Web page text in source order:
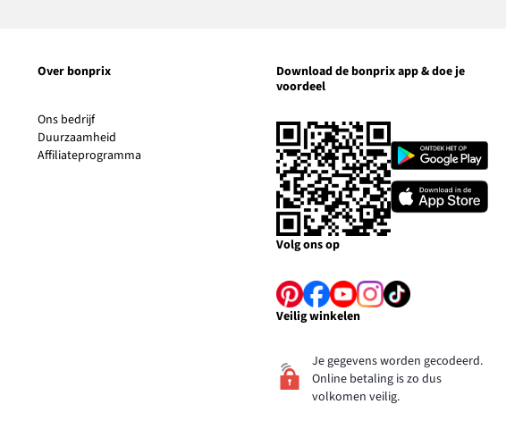
Over bonprix
Ons bedrijfLink
opent
in
Duurzaamheid
opent
Affiliateprogramma
Download de bonprix app & doe je
voordeel
Link
opent
in
een
nieuw
venster
Link
opent
in
Volg ons op
Link
opent
in
Link
opent
in
Link
opent
in
Link
opent
in
Link
opent
in
Veilig winkelen
Je gegevens worden gecodeerd.
Online betaling is zo dus
volkomen veilig.